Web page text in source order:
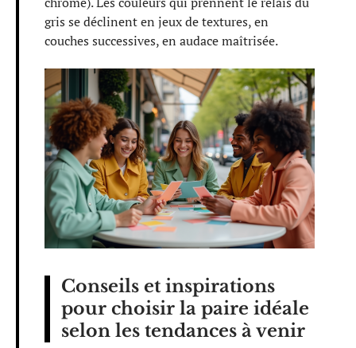
gris se déclinent en jeux de textures, en
couches successives, en audace maîtrisée.
Conseils et inspirations
pour choisir la paire idéale
selon les tendances à venir